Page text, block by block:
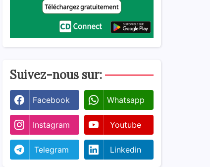
Suivez-nous sur:
Facebook Whatsapp
Instagram Youtube
Telegram Linkedin